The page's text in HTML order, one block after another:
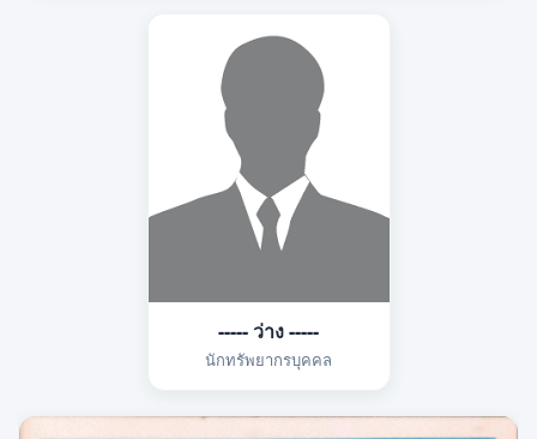
----- ว่าง -----
นักทรัพยากรบุคคล